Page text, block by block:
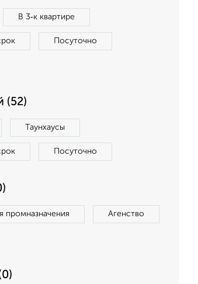
В 3‑к квартире
Посуточно
(52)
Таунхаусы
Посуточно
промназначения Агенство